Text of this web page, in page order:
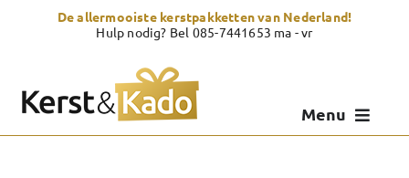
De allermooiste kerstpakketten van Nederland!
Hulp nodig? Bel 085-7441653 ma - vr
Menu